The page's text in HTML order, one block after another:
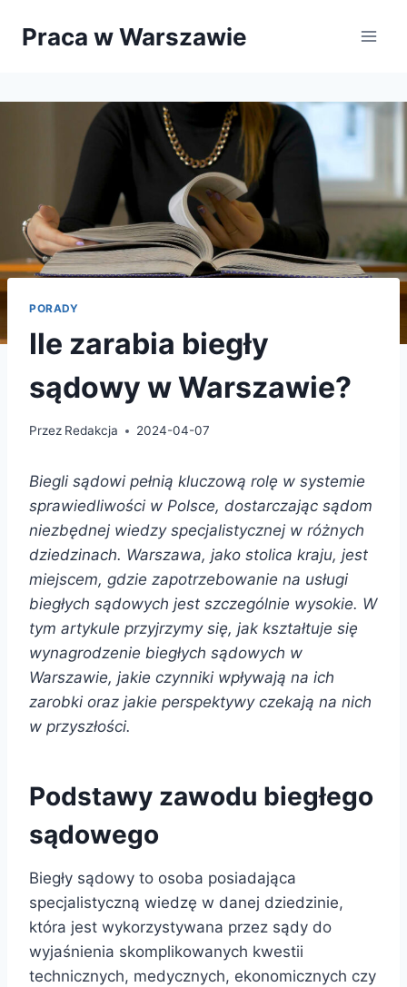
Praca w Warszawie
PORADY
Ile zarabia biegły
sądowy w Warszawie?
Przez Redakcja 2024-04-07
Biegli sądowi pełnią kluczową rolę w systemie
sprawiedliwości w Polsce, dostarczając sądom
niezbędnej wiedzy specjalistycznej w różnych
dziedzinach. Warszawa, jako stolica kraju, jest
miejscem, gdzie zapotrzebowanie na usługi
biegłych sądowych jest szczególnie wysokie. W
tym artykule przyjrzymy się, jak kształtuje się
wynagrodzenie biegłych sądowych w
Warszawie, jakie czynniki wpływają na ich
zarobki oraz jakie perspektywy czekają na nich
w przyszłości.
Podstawy zawodu biegłego
sądowego
Biegły sądowy to osoba posiadająca
specjalistyczną wiedzę w danej dziedzinie,
która jest wykorzystywana przez sądy do
wyjaśnienia skomplikowanych kwestii
technicznych, medycznych, ekonomicznych czy